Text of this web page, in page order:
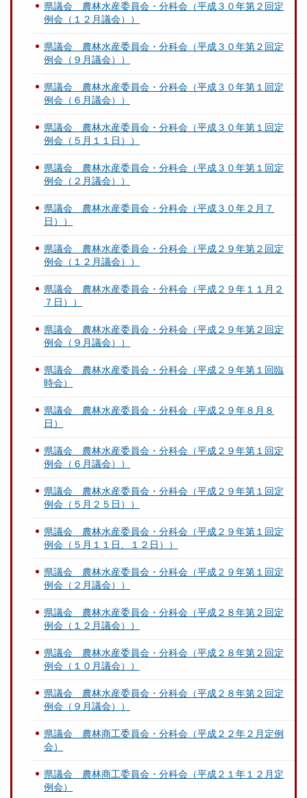
県議会 農林水産委員会・分科会（平成３０年第２回定
例会（１２月議会））
県議会 農林水産委員会・分科会（平成３０年第２回定
例会（９月議会））
県議会 農林水産委員会・分科会（平成３０年第１回定
例会（６月議会））
県議会 農林水産委員会・分科会（平成３０年第１回定
例会（５月１１日））
県議会 農林水産委員会・分科会（平成３０年第１回定
例会（２月議会））
県議会 農林水産委員会・分科会（平成３０年２月７
日））
県議会 農林水産委員会・分科会（平成２９年第２回定
例会（１２月議会））
県議会 農林水産委員会・分科会（平成２９年１１月２
７日））
県議会 農林水産委員会・分科会（平成２９年第２回定
例会（９月議会））
県議会 農林水産委員会・分科会（平成２９年第１回臨
時会）
県議会 農林水産委員会・分科会（平成２９年８月８
日）
県議会 農林水産委員会・分科会（平成２９年第１回定
例会（６月議会））
県議会 農林水産委員会・分科会（平成２９年第１回定
例会（５月２５日））
県議会 農林水産委員会・分科会（平成２９年第１回定
例会（５月１１日、１２日））
県議会 農林水産委員会・分科会（平成２９年第１回定
例会（２月議会））
県議会 農林水産委員会・分科会（平成２８年第２回定
例会（１２月議会））
県議会 農林水産委員会・分科会（平成２８年第２回定
例会（１０月議会））
県議会 農林水産委員会・分科会（平成２８年第２回定
例会（９月議会））
県議会 農林商工委員会・分科会（平成２２年２月定例
会）
県議会 農林商工委員会・分科会（平成２１年１２月定
例会）